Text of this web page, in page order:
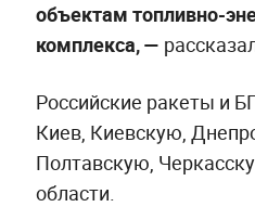
объектам топливно-
комплекса, —
Российские ракеты и
Киев, Киевскую,
Полтавскую,
области.